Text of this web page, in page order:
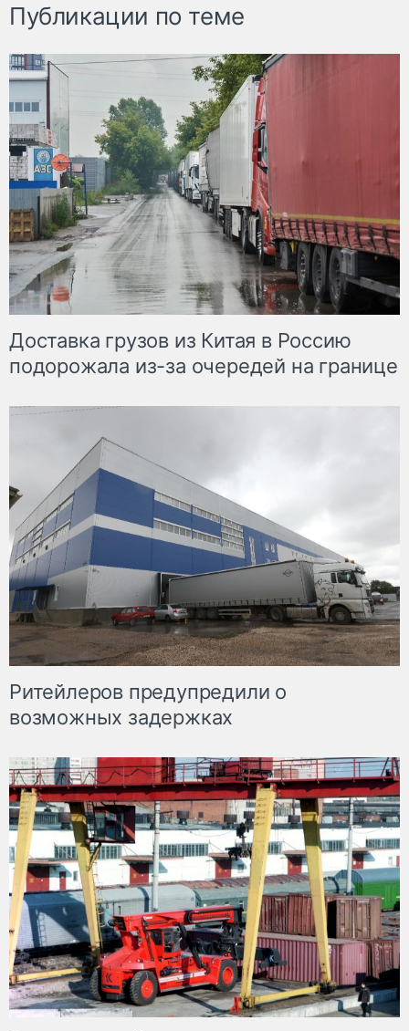
Публикации по теме
Доставка грузов из Китая в Россию
подорожала из-за очередей на границе
Ритейлеров предупредили о
возможных задержках